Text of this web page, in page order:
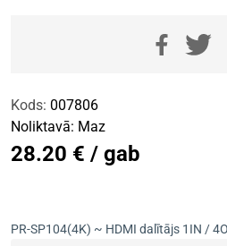
Kods: 007806
Noliktavā: Maz
28.20 € / gab
PR-SP104(4K) ~ HDMI dalītājs 1IN /